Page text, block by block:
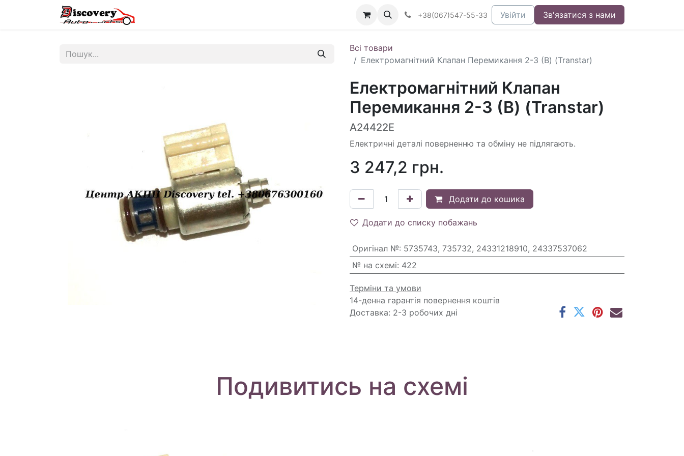
+38(067)547-55-33 Увійти Зв'язатися з нами
Всі товари
Електромагнітний Клапан Перемикання 2-3 (B) (Transtar)
Електромагнітний Клапан
Перемикання 2-3 (B) (Transtar)
A24422E
Електричні деталі поверненню та обміну не підлягають.
3 247,2 грн.
Додати до кошика
Додати до списку побажань
Оригінал №: 5735743, 735732, 24331218910, 24337537062
№ на схемі: 422
Терміни та умови
14-денна гарантія повернення коштів
Доставка: 2-3 робочих дні
Подивитись на схемі